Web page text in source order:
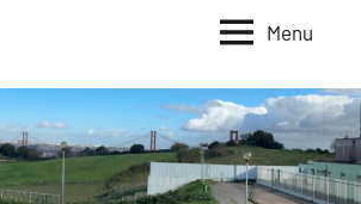
Menu